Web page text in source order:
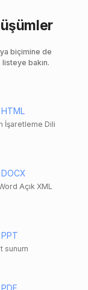
biçimine de
bakın.
İşaretleme Dili
Açık XML
sunum